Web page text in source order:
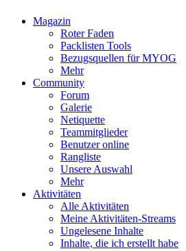
Magazin
Roter Faden
Packlisten Tools
Bezugsquellen für MYOG
Mehr
Community
Forum
Galerie
Netiquette
Teammitglieder
Benutzer online
Rangliste
Unsere Auswahl
Mehr
Aktivitäten
Alle Aktivitäten
Meine Aktivitäten-Streams
Ungelesene Inhalte
Inhalte, die ich erstellt habe